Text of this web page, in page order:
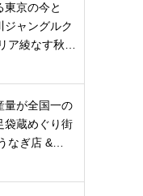
東京の今と
ジャングルク
ア綾なす秋…
量が全国一の
袋蔵めぐり街
なぎ店 &…